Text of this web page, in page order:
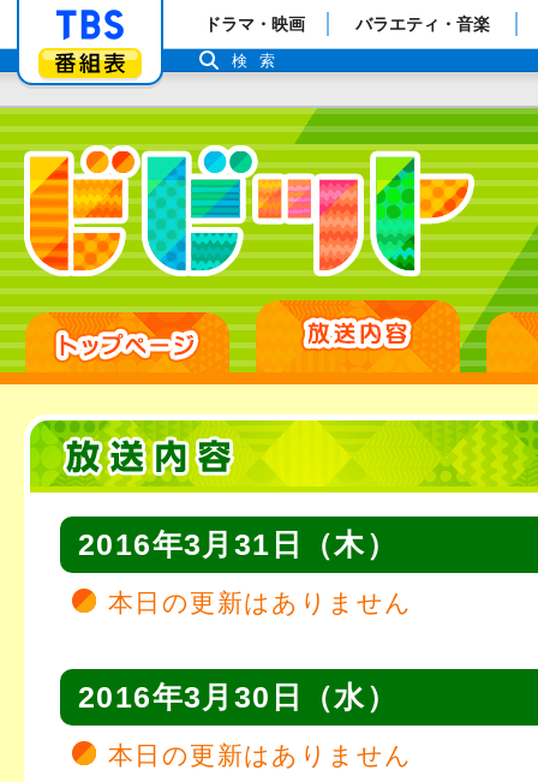
「TBSテレビ」トップページ
番組表
ドラマ・映画 バラエティ・音楽
検索
2016年3月31日（木）
本日の更新はありません
2016年3月30日（水）
本日の更新はありません